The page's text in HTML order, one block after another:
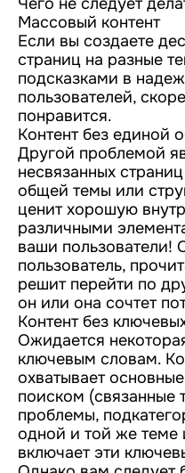
Массовый контент
Если вы создаете
страниц на разные
подсказками в
пользователей,
понравится.
Контент без единой
Другой проблемой
несвязанных
общей темы или
ценит хорошую
различными
ваши пользователи!
пользователь,
решит перейти по
он или она сочтет
Контент без
Ожидается
ключевым словам.
охватывает
поиском (связанные
проблемы,
одной и той же теме
включает эти